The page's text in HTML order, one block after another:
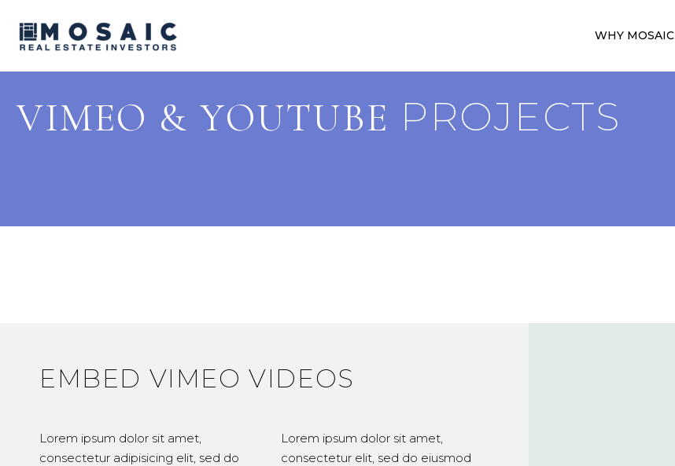
WHY MOSAIC
VIMEO & YOUTUBE PROJECTS
EMBED VIMEO VIDEOS
Lorem ipsum dolor sit amet,
consectetur adipisicing elit, sed do
Lorem ipsum dolor sit amet,
consectetur elit, sed do eiusmod